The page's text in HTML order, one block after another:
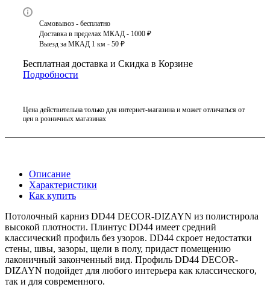
Самовывоз - бесплатно
Доставка в пределах МКАД - 1000 ₽
Выезд за МКАД 1 км - 50 ₽
Бесплатная доставка и Скидка в Корзине
Подробности
Цена действительна только для интернет-магазина и может отличаться от
цен в розничных магазинах
Описание
Характеристики
Как купить
Потолочный карниз DD44 DECOR-DIZAYN из полистирола
высокой плотности. Плинтус DD44 имеет средний
классический профиль без узоров. DD44 скроет недостатки
стены, швы, зазоры, щели в полу, придаст помещению
лаконичный законченный вид. Профиль DD44 DECOR-
DIZAYN подойдет для любого интерьера как классического,
так и для современного.